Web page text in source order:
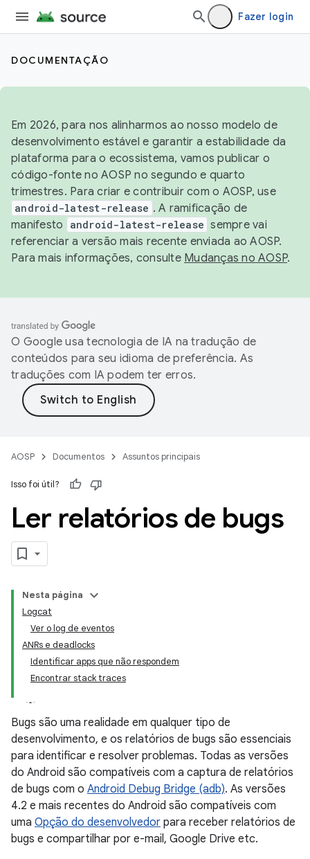
Fazer login
DOCUMENTAÇÃO
Em 2026, para nos alinharmos ao nosso modelo de
desenvolvimento estável e garantir a estabilidade da
plataforma para o ecossistema, vamos publicar o
código-fonte no AOSP no segundo e quarto
trimestres. Para criar e contribuir com o AOSP, use
android-latest-release . A ramificação de
manifesto
android-latest-release sempre vai
referenciar a versão mais recente enviada ao AOSP.
Para mais informações, consulte Mudanças no AOSP.
O Google usa tecnologia de IA na tradução de
conteúdos para seu idioma de preferência. As
traduções com IA podem ter erros.
AOSP Documentos Assuntos principais
Isso foi útil?
Ler relatórios de bugs
Nesta página
Logcat
Ver o log de eventos
ANRs e deadlocks
Identificar apps que não respondem
Encontrar stack traces
Bugs são uma realidade em qualquer tipo de
desenvolvimento, e os relatórios de bugs são essenciais
para identificar e resolver problemas. Todas as versões
do Android são compatíveis com a captura de relatórios
de bugs com o Android Debug Bridge (adb). As versões
4.2 e mais recentes do Android são compatíveis com
uma Opção do desenvolvedor para receber relatórios de
bugs e compartilhar por e-mail, Google Drive etc.